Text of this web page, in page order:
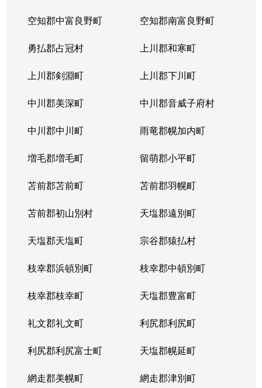
空知郡中富良野町 空知郡南富良野町
勇払郡占冠村 上川郡和寒町
上川郡剣淵町 上川郡下川町
中川郡美深町 中川郡音威子府村
中川郡中川町 雨竜郡幌加内町
増毛郡増毛町 留萌郡小平町
苫前郡苫前町 苫前郡羽幌町
苫前郡初山別村 天塩郡遠別町
天塩郡天塩町 宗谷郡猿払村
枝幸郡浜頓別町 枝幸郡中頓別町
枝幸郡枝幸町 天塩郡豊富町
礼文郡礼文町 利尻郡利尻町
利尻郡利尻富士町 天塩郡幌延町
網走郡美幌町 網走郡津別町